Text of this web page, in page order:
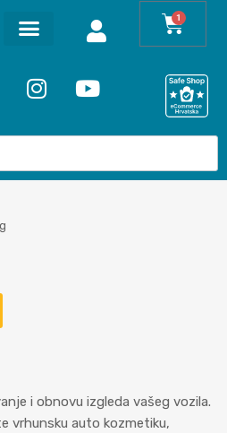
1
i obnovu izgleda vašeg vozila.
vrhunsku auto kozmetiku,